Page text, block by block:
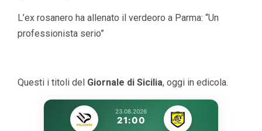
L’ex rosanero ha allenato il verdeoro a Parma: “Un
professionista serio”
Questi i titoli del Giornale di Sicilia, oggi in edicola.
23.08.2026
21:00